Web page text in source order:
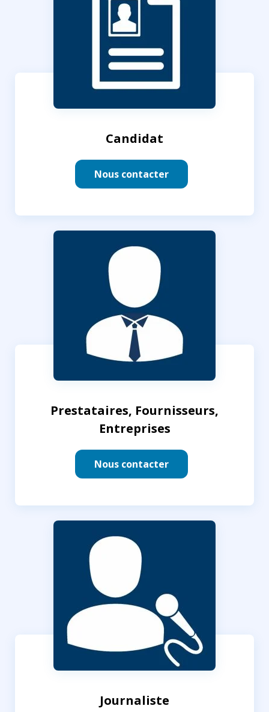
Candidat
Nous contacter
Prestataires, Fournisseurs,
Entreprises
Nous contacter
Journaliste